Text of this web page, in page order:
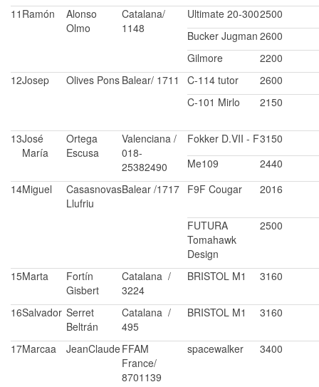
11 Ramón
Alonso
Olmo
Catalana/
1148
Ultimate 20-3002500
Bucker Jugman 2600
Gilmore
2200
12Josep Olives Pons Balear/ 1711 C-114 tutor
2600
C-101 Mirlo
2150
13José
María
Ortega
Escusa
Valenciana /
018-
25382490
Fokker D.VII - F3150
Me109
2440
14Miguel
Casasnovas
Llufriu
Balear /1717 F9F Cougar 2016
FUTURA
Tomahawk
Design
2500
15Marta
Fortín
Gisbert
Catalana /
3224
BRISTOL M1 3160
16Salvador Serret
Beltrán
Catalana /
495
BRISTOL M1 3160
17Marcaa JeanClaudeFFAM
France/
8701139
spacewalker 3400